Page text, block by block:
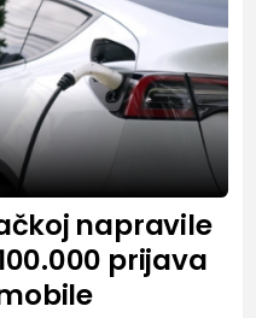
napravile
prijava